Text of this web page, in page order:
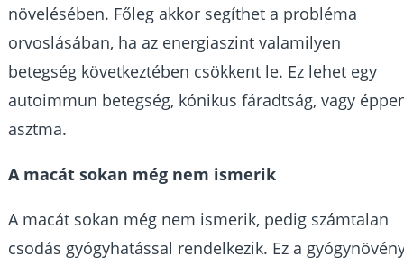
növelésében. Főleg akkor segíthet a probléma
orvoslásában, ha az energiaszint valamilyen
betegség következtében csökkent le. Ez lehet egy
autoimmun betegség, kónikus fáradtság, vagy
asztma.
A macát sokan még nem ismerik
A macát sokan még nem ismerik, pedig számtalan
csodás gyógyhatással rendelkezik. Ez a